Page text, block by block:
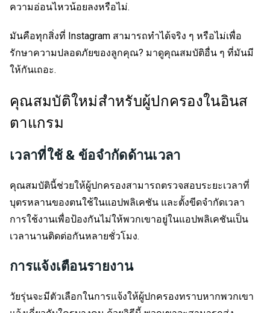
ความอ่อนไหวน้อยลงหรือไม่.
มันคือทุกสิ่งที่ Instagram สามารถทำได้จริง ๆ หรือไม่เพื่อ
รักษาความปลอดภัยของลูกคุณ? มาดูคุณสมบัติอื่น ๆ ที่มันมี
ให้กันเถอะ.
คุณสมบัติใหม่สำหรับผู้ปกครองในอินส
ตาแกรม
เวลาที่ใช้ & ข้อจำกัดด้านเวลา
คุณสมบัตินี้ช่วยให้ผู้ปกครองสามารถตรวจสอบระยะเวลาที่
บุตรหลานของตนใช้ในแอปพลิเคชัน และตั้งขีดจำกัดเวลา
การใช้งานเพื่อป้องกันไม่ให้พวกเขาอยู่ในแอปพลิเคชันเป็น
เวลานานติดต่อกันหลายชั่วโมง.
การแจ้งเตือนรายงาน
วัยรุ่นจะมีตัวเลือกในการแจ้งให้ผู้ปกครองทราบหากพวกเขา